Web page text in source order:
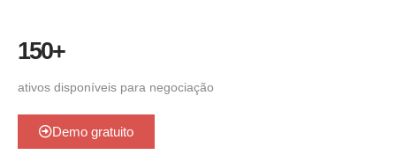
150+
ativos disponíveis para negociação
Demo gratuito